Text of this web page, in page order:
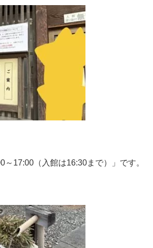
～17:00（入館は16:30まで）」です。